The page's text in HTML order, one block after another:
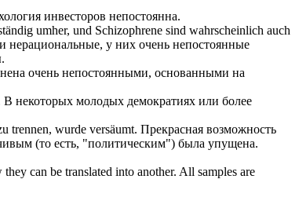
инвесторов непостоянна.
umher, und Schizophrene sind wahrscheinlich auch
нерациональные, у них очень непостоянные
очень непостоянными, основанными на
В некоторых молодых демократиях или более
trennen, wurde versäumt. Прекрасная возможность
(то есть, "политическим") была упущена.
can be translated into another. All samples are